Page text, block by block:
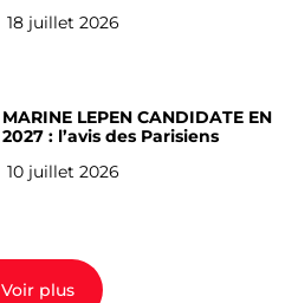
18 juillet 2026
MARINE LEPEN CANDIDATE EN
2027 : l’avis des Parisiens
10 juillet 2026
Voir plus